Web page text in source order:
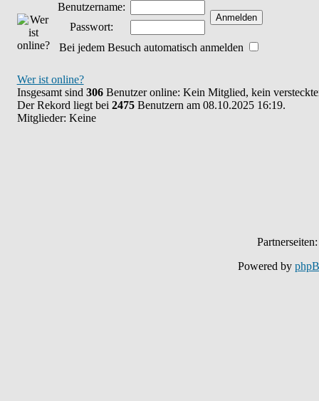
Benutzername:
Passwort:
Bei jedem Besuch automatisch anmelden
Wer ist online?
Insgesamt sind 306Benutzer online: Kein Mitglied, kein
Der Rekord liegt bei 2475Benutzern am 08.10.2025 16:19.
Mitglieder: Keine
Powered by